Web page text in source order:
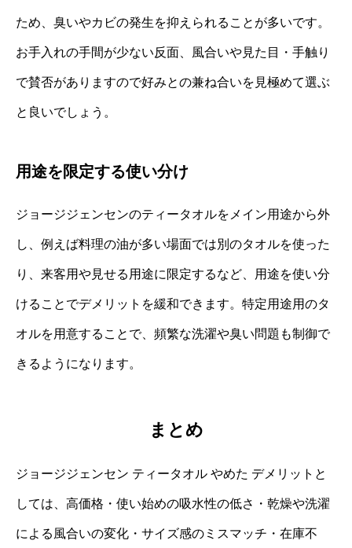
ため、臭いやカビの発生を抑えられることが多いです。
お手入れの手間が少ない反面、風合いや見た目・手触り
で賛否がありますので好みとの兼ね合いを見極めて選ぶ
と良いでしょう。
用途を限定する使い分け
ジョージジェンセンのティータオルをメイン用途から外
し、例えば料理の油が多い場面では別のタオルを使った
り、来客用や見せる用途に限定するなど、用途を使い分
けることでデメリットを緩和できます。特定用途用のタ
オルを用意することで、頻繁な洗濯や臭い問題も制御で
きるようになります。
まとめ
ジョージジェンセン ティータオル やめた デメリットと
しては、高価格・使い始めの吸水性の低さ・乾燥や洗濯
による風合いの変化・サイズ感のミスマッチ・在庫不